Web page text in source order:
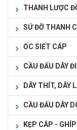
THANH LƯỢC
SỨ ĐỠ THANH
ỐC SIẾT CÁP
CẦU ĐẤU DÂY
DÂY THÍT, DÂY
CẦU ĐẤU DÂY
KẸP CÁP - GHÍP